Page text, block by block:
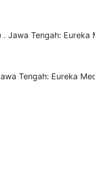
. Jawa Tengah: Eureka
Tengah: Eureka